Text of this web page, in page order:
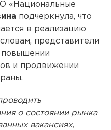
«Национальные
подчеркнула, что
в реализацию
представители
повышении
и продвижении
о состоянии рынка
вакансиях,